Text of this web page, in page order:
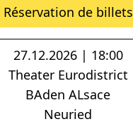
Réservation de billets
27.12.2026 | 18:00
Theater Eurodistrict
BAden ALsace
Neuried